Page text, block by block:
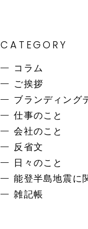
CATEGORY
コラム
ご挨拶
ブランディング
仕事のこと
会社のこと
反省文
日々のこと
能登半島地震に
雑記帳